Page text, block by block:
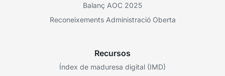
Balanç AOC 2025
Reconeixements Administració Oberta
Recursos
Índex de maduresa digital (IMD)